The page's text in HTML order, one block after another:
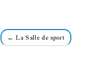
← La Salle de sport